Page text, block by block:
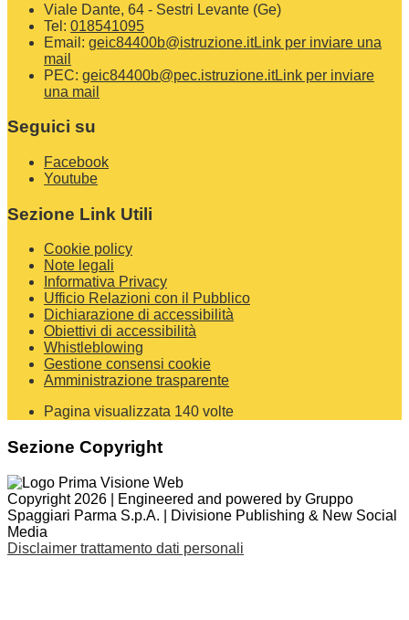
Viale Dante, 64 - Sestri Levante (Ge)
Tel: 018541095
Email: geic84400b@istruzione.itLink per inviare una
mail
PEC: geic84400b@pec.istruzione.itLink per inviare
una mail
Seguici su
Facebook
Youtube
Sezione Link Utili
Cookie policy
Note legali
Informativa Privacy
Ufficio Relazioni con il Pubblico
Dichiarazione di accessibilità
Obiettivi di accessibilità
Whistleblowing
Gestione consensi cookie
Amministrazione trasparente
Pagina visualizzata 140 volte
Sezione Copyright
Copyright 2026 | Engineered and powered by Gruppo
Spaggiari Parma S.p.A. | Divisione Publishing & New Social
Media
Disclaimer trattamento dati personali